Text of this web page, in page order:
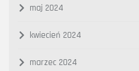
maj 2024
kwiecień 2024
marzec 2024